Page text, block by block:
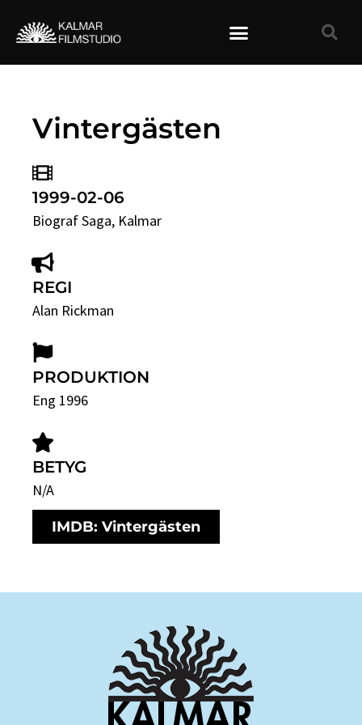
Vintergästen
1999-02-06
Biograf Saga, Kalmar
REGI
Alan Rickman
PRODUKTION
Eng 1996
BETYG
N/A
IMDB: Vintergästen